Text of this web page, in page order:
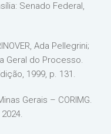
Senado Federal,
Ada Pellegrini;
Geral do Processo.
1999, p. 131.
Gerais – CORIMG.